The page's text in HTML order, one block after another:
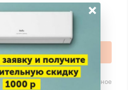
100 м2
В корзину
В избранное
×